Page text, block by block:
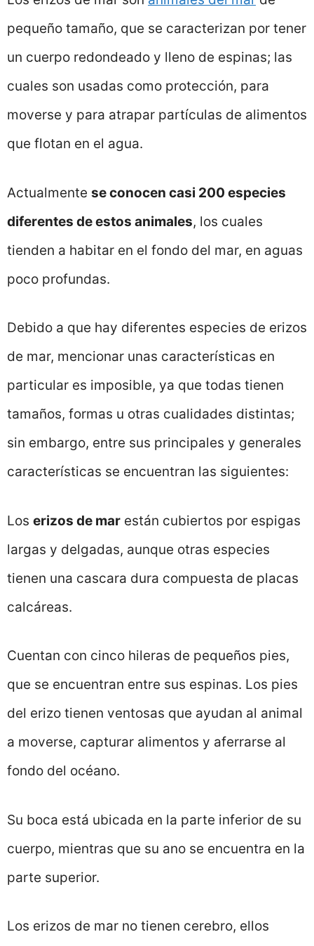
pequeño tamaño, que se caracterizan por tener
un cuerpo redondeado y lleno de espinas; las
cuales son usadas como protección, para
moverse y para atrapar partículas de alimentos
que flotan en el agua.
Actualmente se conocen casi 200 especies
diferentes de estos animales, los cuales
tienden a habitar en el fondo del mar, en aguas
poco profundas.
Debido a que hay diferentes especies de erizos
de mar, mencionar unas características en
particular es imposible, ya que todas tienen
tamaños, formas u otras cualidades distintas;
sin embargo, entre sus principales y generales
características se encuentran las siguientes:
Los erizos de mar están cubiertos por espigas
largas y delgadas, aunque otras especies
tienen una cascara dura compuesta de placas
calcáreas.
Cuentan con cinco hileras de pequeños pies,
que se encuentran entre sus espinas. Los pies
del erizo tienen ventosas que ayudan al animal
a moverse, capturar alimentos y aferrarse al
fondo del océano.
Su boca está ubicada en la parte inferior de su
cuerpo, mientras que su ano se encuentra en la
parte superior.
Los erizos de mar no tienen cerebro, ellos